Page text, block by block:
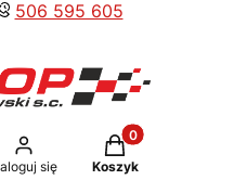
506 595 605
się
Produkty w
Koszyk